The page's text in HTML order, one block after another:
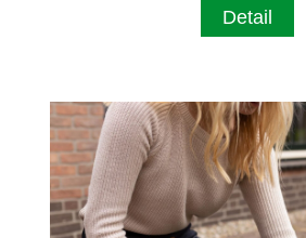
Detail